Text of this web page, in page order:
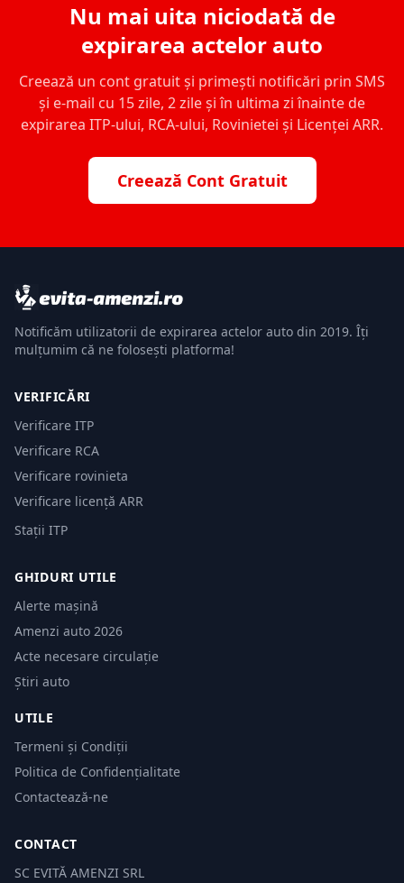
Nu mai uita niciodată de
expirarea actelor auto
Creează un cont gratuit și primești notificări prin SMS
și e-mail cu 15 zile, 2 zile și în ultima zi înainte de
expirarea ITP-ului, RCA-ului, Rovinietei și Licenței ARR.
Creează Cont Gratuit
Notificăm utilizatorii de expirarea actelor auto din 2019. Îți
mulțumim că ne folosești platforma!
VERIFICĂRI
Verificare ITP
Verificare RCA
Verificare rovinieta
Verificare licență ARR
Stații ITP
GHIDURI UTILE
Alerte mașină
Amenzi auto 2026
Acte necesare circulație
Știri auto
UTILE
Termeni și Condiții
Politica de Confidențialitate
Contactează-ne
CONTACT
SC EVITĂ AMENZI SRL